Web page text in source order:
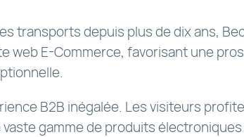
transports depuis plus de dix ans,
web E-Commerce, favorisant une
B2B inégalée. Les visiteurs
vaste gamme de produits